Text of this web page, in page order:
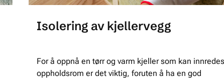
Isolering av kjellervegg
For å oppnå en tørr og varm kjeller som kan
oppholdsrom er det viktig, foruten å ha en god